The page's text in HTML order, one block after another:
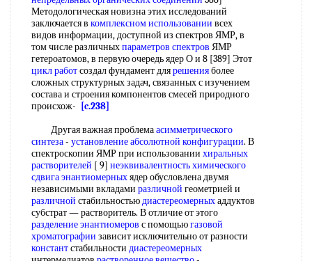
Методологическая новизна этих исследований
заключается в комплексном использовании всех
видов информации, доступной из спектров ЯМР, в
том числе различныхпараметров спектров ЯМР
гетероатомов, в первую очередь ядер О и 8 [389] Этот
цикл работсоздал фундамент длярешенияболее
сложных структурных задач, связанных с изучением
состава и строения компонентов смесей природного
происхож-
[c.238]
Другая важная проблемаасимметрического
синтеза- установление абсолютной конфигурации. В
спектроскопии ЯМР при использовании хиральных
растворителей [ 9] неэквивалентность химического
сдвигаэнантиомерныхядер обусловлена двумя
независимыми вкладами различной геометрией и
различной стабильностьюдиастереомерныхаддуктов
субстрат — растворитель. В отличие от этого
разделение энантиомеров с помощьюгазовой
хроматографии зависит исключительно от разности
константстабильности диастереомерных